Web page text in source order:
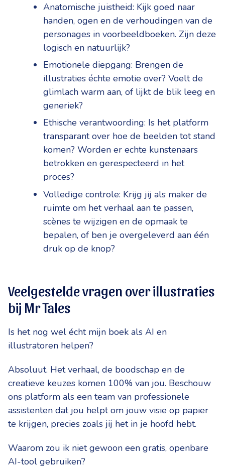
Anatomische juistheid: Kijk goed naar
handen, ogen en de verhoudingen van de
personages in voorbeeldboeken. Zijn deze
logisch en natuurlijk?
Emotionele diepgang: Brengen de
illustraties échte emotie over? Voelt de
glimlach warm aan, of lijkt de blik leeg en
generiek?
Ethische verantwoording: Is het platform
transparant over hoe de beelden tot stand
komen? Worden er echte kunstenaars
betrokken en gerespecteerd in het
proces?
Volledige controle: Krijg jij als maker de
ruimte om het verhaal aan te passen,
scènes te wijzigen en de opmaak te
bepalen, of ben je overgeleverd aan één
druk op de knop?
Veelgestelde vragen over illustraties
bij Mr Tales
Is het nog wel écht mijn boek als AI en
illustratoren helpen?
Absoluut. Het verhaal, de boodschap en de
creatieve keuzes komen 100% van jou. Beschouw
ons platform als een team van professionele
assistenten dat jou helpt om jouw visie op papier
te krijgen, precies zoals jij het in je hoofd hebt.
Waarom zou ik niet gewoon een gratis, openbare
AI-tool gebruiken?